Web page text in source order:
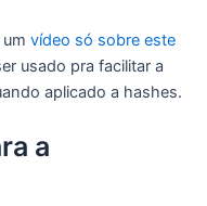
vídeo só sobre este
usado pra facilitar a
aplicado a hashes.
a